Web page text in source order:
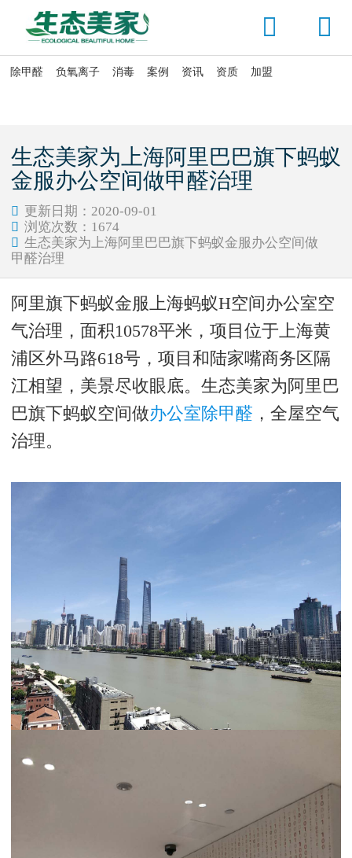


除甲醛 负氧离子 消毒 案例 资讯 资质 加盟
生态美家为上海阿里巴巴旗下蚂蚁
金服办公空间做甲醛治理
 更新日期：2020-09-01
 浏览次数： 1674
 生态美家为上海阿里巴巴旗下蚂蚁金服办公空间做
甲醛治理
阿里旗下蚂蚁金服上海蚂蚁H空间办公室空
气治理，面积10578平米，项目位于上海黄
浦区外马路618号，项目和陆家嘴商务区隔
江相望，美景尽收眼底。生态美家为阿里巴
巴旗下蚂蚁空间做办公室除甲醛 ，全屋空气
治理。